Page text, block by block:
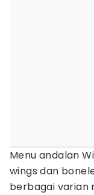
Menu andalan
wings dan
berbagai varian